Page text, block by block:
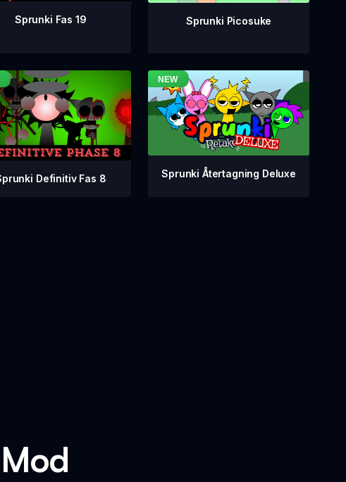
Sprunki Fas 19 Sprunki Picosuke
Definitiv Fas 8 Sprunki Återtagning Deluxe